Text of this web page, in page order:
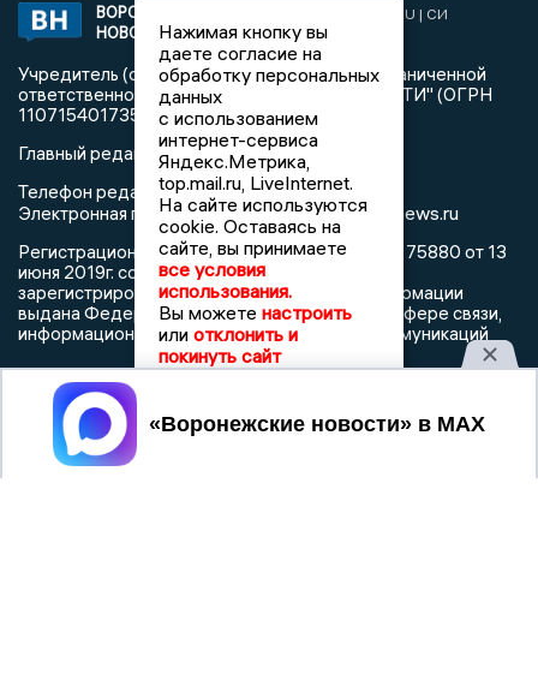
ВОРОНЕЖСКИЕ
НОВОСТИ
2019 © VORONEZHNEWS.RU | СИ
«Воронежские новости»
Учредитель (соучредители): Общество с ограниченной
ответственностью "РЕГИОНАЛЬНЫЕ НОВОСТИ" (ОГРН
1107154017354)
Главный редактор: Пирогов А.А.
Телефон редакции: +7 (473) 262 77 92
Электронная почта редакции:info@voronezhnews.ru
Регистрационный номер: серия Эл № ФС 77 - 75880 от 13
июня 2019г. согласно выписке из реестра
зарегистрированных средств массовой информации
выдана Федеральной службой по надзору в сфере связи,
информационных технологий и массовых коммуникаций
При использовании любого материала с данного сайта
гиперссылка на Сетевое издание «Воронежские новости»
Нажимая кнопку вы
даете согласие на
обработку персональных
данных
с использованием
интернет-сервиса
Яндекс.Метрика,
top.mail.ru, LiveInternet.
На сайте используются
cookie. Оставаясь на
сайте, вы принимаете
все условия
использования.
Вы можете настроить
или отклонить и
покинуть сайт
Принять